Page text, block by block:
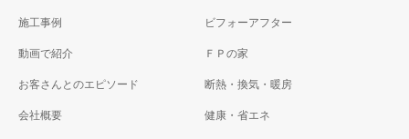
施工事例
動画で紹介
お客さんとのエピソード
会社概要
ビフォーアフター
ＦＰの家
断熱・換気・暖房
健康・省エネ